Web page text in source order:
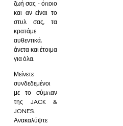
ζωή σας - όποιο
και αν είναι το
στυλ σας, τα
κρατάμε
αυθεντικά,
άνετα και έτοιμα
για όλα.
Μείνετε
συνδεδεμένοι
με το σύμπαν
της JACK &
JONES.
Ανακαλύψτε